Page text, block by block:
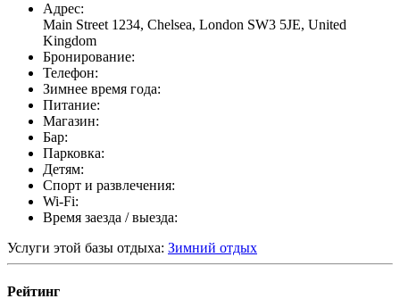
Адрес:
Main Street 1234, Chelsea, London SW3 5JE, United
Kingdom
Бронирование:
Телефон:
Зимнее время года:
Питание:
Магазин:
Бар:
Парковка:
Детям:
Спорт и развлечения:
Wi-Fi:
Время заезда / выезда:
Услуги этой базы отдыха: Зимний отдых
Рейтинг